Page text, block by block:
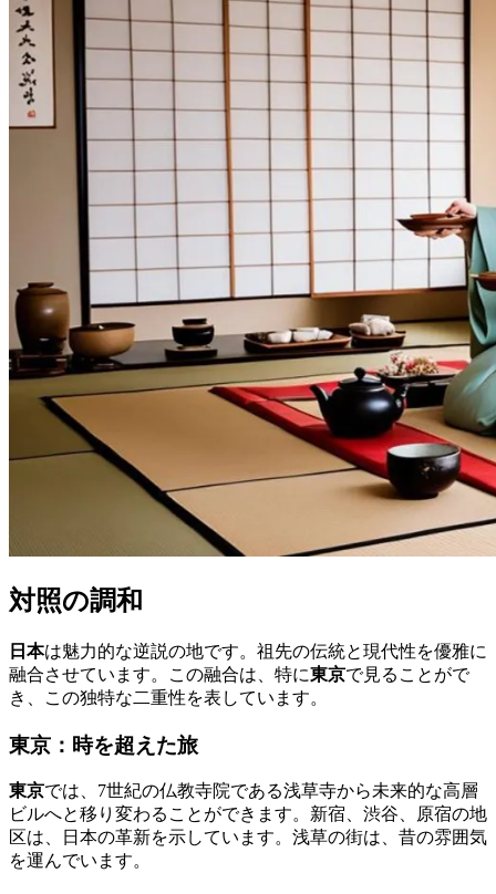
対照の調和
日本は魅力的な逆説の地です。祖先の伝統と現代性を優雅に
融合させています。この融合は、特に東京で見ることがで
き、この独特な二重性を表しています。
東京：時を超えた旅
東京では、7世紀の仏教寺院である浅草寺から未来的な高層
ビルへと移り変わることができます。新宿、渋谷、原宿の地
区は、日本の革新を示しています。浅草の街は、昔の雰囲気
を運んでいます。